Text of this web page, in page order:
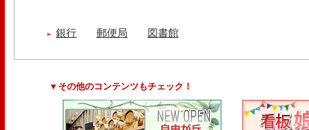
銀行 郵便局 図書館
▼その他のコンテンツもチェック！